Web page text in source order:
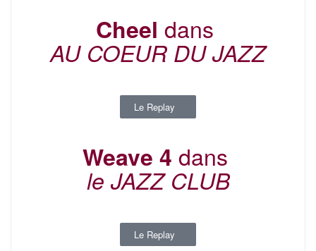
Cheel dans
AU COEUR DU JAZZ
Le Replay
Weave 4 dans
le JAZZ CLUB
Le Replay